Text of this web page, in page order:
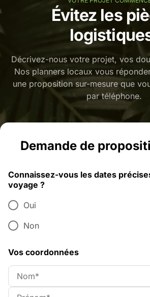
Évitez les
Décrivez-nous votre projet, vos
Nos planners locaux vous
une proposition sur-mesure que
par téléphone.
Demande de
Connaissez-vous les dates
voyage ?
Oui
Non
Vos coordonnées